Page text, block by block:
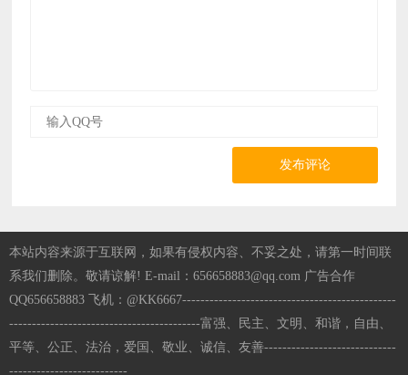
发布评论
本站内容来源于互联网，如果有侵权内容、不妥之处，请第一时间联
系我们删除。敬请谅解! E-mail：656658883@qq.com 广告合作
QQ656658883 飞机：@KK6667-----------------------------------------------
------------------------------------------富强、民主、文明、和谐，自由、
平等、公正、法治，爱国、敬业、诚信、友善-----------------------------
--------------------------